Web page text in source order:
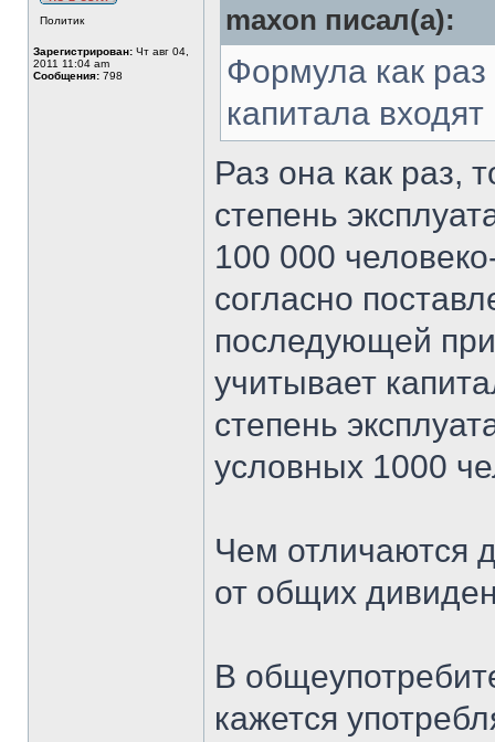
Политик
Зарегистрирован: Чт авг 04,
2011 11:04 am
Сообщения: 798
maxon писал(а):
Формула как
капитала
Раз она как раз,
степень
100 000
согласно
последующей
учитывает
степень
условных 1000
Чем отличаются
от общих
В
кажется